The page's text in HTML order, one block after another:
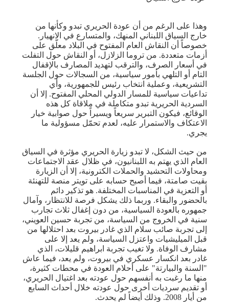
وهذا على الرغم من أن عودة الحريري تبدو وكأنها من
خارج السياق اللبناني المنهك، والمتسارع في الانهيار.
خصوصاً أن النقاش العام المفتوح في البلاد معلّق على
أزمات متعددة. من تروما الزلازل، أو النقاش حول التفلت
في أسعار الصرف، والترقب لتهديد المصارف بالإقفال
التام أو التلهي بأمور سياسية، من السجالات حول الجلسة
التشريعية، وعملية انتخاب رئيس للجمهورية، وأي
تداعيات سياسية للمسار الدولي المحلي المفتوح. إلا أن
السردية الحريرية تبدو متكاملة في ملاقاة كل هذه
الوقائع، فيكون التبرير سريعاً ويسيراً حول صوابية خيار
الاعتكاف والاستمرار عليه، لعدم تحمّل مسؤولية ما
يجري.
من حيث الشكل، لا تبدو زيارة الحريري مؤثرة في السياق
العام الذي يهتم به اللبنانيون، في ظلال عقد الاجتماعات
ومحاولات التحشيد والحملات الكترونية، إلا أن الزيارة
بقيت صامتة، فيما أصبح حسابه على تويتر منصة للتهنئة
أو التعزية في المناسبات المختلفة. هو تذكير دائم
بالحضور والبقاء. وربما ذلك يشكل فرصة للانتظار، وآمال
جمهوره بالعودة السياسية، من دون إغفال ثلاث تجارب
سنية في الخروج من السياسة، من تجربة حسين العويني،
إلى تجربة صائب سلام الذي غادر بيروت بعد احتلالها من
قبل الميليشيات واعتزل السياسة، ولم يعد إلا على
مشارف الوفاة. ولا تغيب تجربة ابراهيم قليلات، الذي
غادر بعد انكسار عسكري في بيروت، ولم يعد، فيما عاش
"السنة والبيارتة" على أحلام العودة في محطات كثيرة،
منها ما رغبت به أنفسهم حول عودته بعد اغتيال الحريري،
أو تقديم سرديات أخرى حول عودته خلال أحداث السابع
من أيار 2008. وذلك أيضاً لم يحدث.